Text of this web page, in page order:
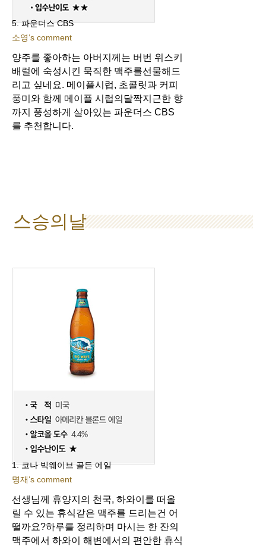
5. 파운더스 CBS
소영‘s comment
양주를 좋아하는 아버지께는 버번 위스키
배럴에 숙성시킨 묵직한 맥주를선물해드
리고 싶네요. 메이플시럽, 초콜릿과 커피
풍미와 함께 메이플 시럽의 달짝지근한 향
까지 풍성하게 살아있는 파운더스 CBS
를 추천합니다.
스승의날
1. 코나 빅웨이브 골든 에일
명재‘s comment
선생님께 휴양지의 천국, 하와이를 떠올
릴 수 있는 휴식같은 맥주를 드리는건 어
떨까요?하루를 정리하며 마시는 한 잔의
맥주에서 하와이 해변에서의 편안한 휴식